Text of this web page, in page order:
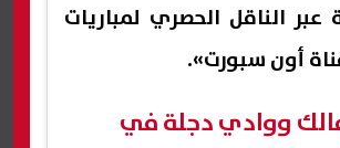
الناقل الحصري لمباريات
أون سبورت».
ووادي دجلة في